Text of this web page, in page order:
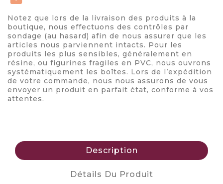
Notez que lors de la livraison des produits à la
boutique, nous effectuons des contrôles par
sondage (au hasard) afin de nous assurer que les
articles nous parviennent intacts. Pour les
produits les plus sensibles, généralement en
résine, ou figurines fragiles en PVC, nous ouvrons
systématiquement les boîtes. Lors de l’expédition
de votre commande, nous nous assurons de vous
envoyer un produit en parfait état, conforme à vos
attentes.
Description
Détails Du Produit